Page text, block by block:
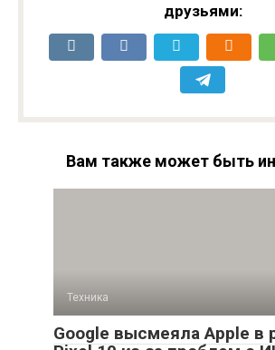
друзьями:
Вам также может быть
Техника
Google высмеяла Apple в